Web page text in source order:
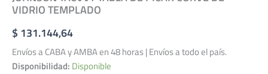
VIDRIO TEMPLADO
$ 131.144,64
Envíos a CABA y AMBA en 48 horas | Envíos a todo el país.
Disponibilidad: Disponible